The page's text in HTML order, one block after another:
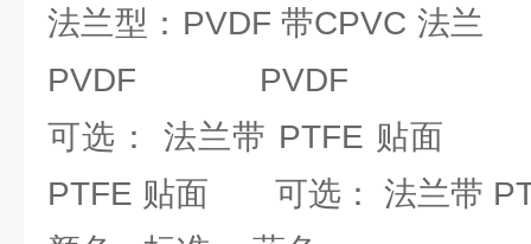
法兰型：PVDF 带CPVC
PVDF PVDF
可选： 法兰带 PTFE 贴
PTFE 贴面 可选： 法兰带